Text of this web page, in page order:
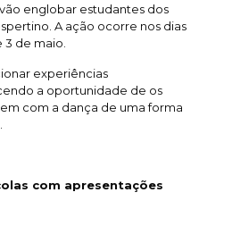
englobar estudantes dos
A ação ocorre nos dias
3 de maio.
experiências
a oportunidade de os
com a dança de uma forma
com apresentações